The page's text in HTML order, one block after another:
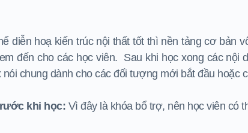
diễn hoạ kiến trúc nội thất tốt thì nền tảng cơ bản
đến cho các học viên. Sau khi học xong các nội
nói chung dành cho các đối tượng mới bắt đầu hoặc
khi học: Vì đây là khóa bổ trợ, nên học viên có